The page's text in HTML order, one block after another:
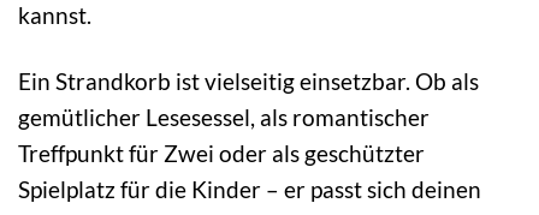
kannst.
Ein Strandkorb ist vielseitig einsetzbar. Ob als
gemütlicher Lesesessel, als romantischer
Treffpunkt für Zwei oder als geschützter
Spielplatz für die Kinder – er passt sich deinen